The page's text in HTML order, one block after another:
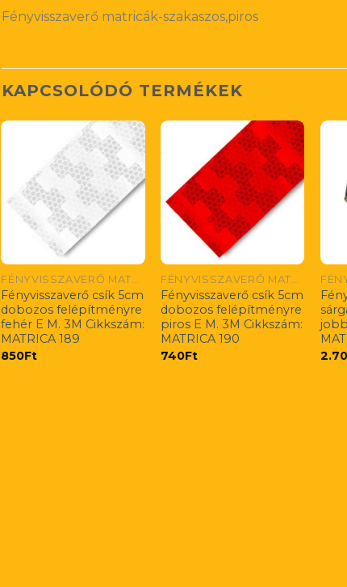
Fényvisszaverő matricák-szakaszos,piros
KAPCSOLÓDÓ TERMÉKEK
FÉNYVISSZAVERŐ MATRICÁK
Fényvisszaverő csík 5cm
dobozos felépítményre
fehér E M. 3M Cikkszám:
MATRICA 189
850Ft
FÉNYVISSZAVERŐ MATRICÁK
Fényvisszaverő csík 5cm
dobozos felépítményre
piros E M. 3M Cikkszám:
MATRICA 190
740Ft